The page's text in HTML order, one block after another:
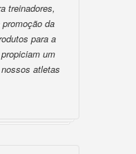
treinadores,
da
para a
um
atletas